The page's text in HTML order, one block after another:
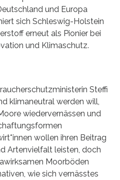
und Europa
sich Schleswig-Holstein
erneut als Pionier bei
und Klimaschutz.
Steffi
klimaneutral werden will,
wiedervernässen und
wollen ihren Beitrag
Artenvielfalt leisten, doch
Moorböden
wie sich vernässtes